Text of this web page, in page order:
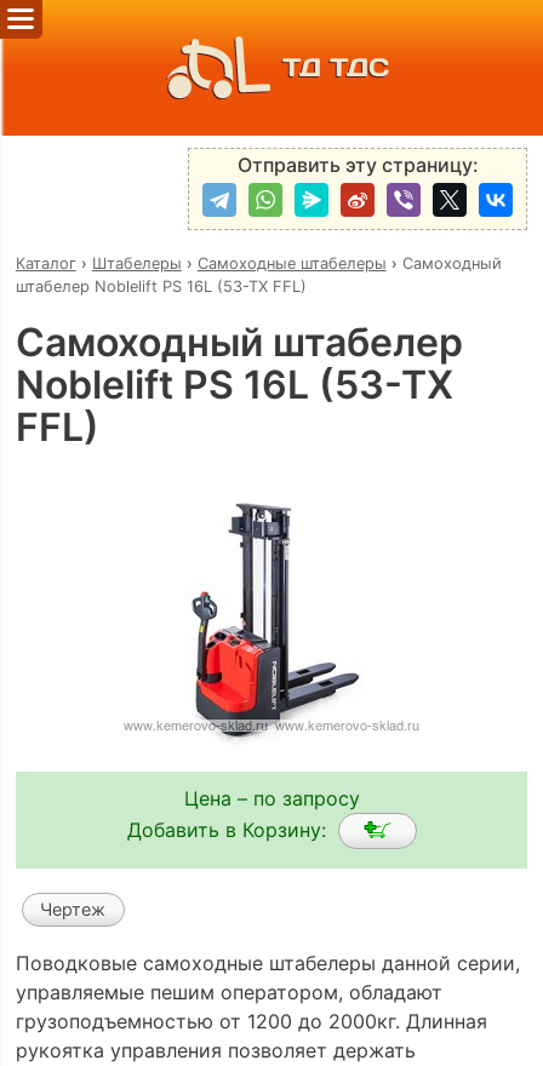
ТД ТДС
Отправить эту страницу:
Каталог› Штабелеры › Самоходные штабелеры › Самоходный
штабелер Noblelift PS 16L (53-TX FFL)
Самоходный штабелер
Noblelift PS 16L (53-TX
FFL)
Цена – по запросу
Добавить в Корзину:
Чертеж
Поводковые самоходные штабелеры данной серии,
управляемые пешим оператором, обладают
грузоподъемностью от 1200 до 2000кг. Длинная
рукоятка управления позволяет держать